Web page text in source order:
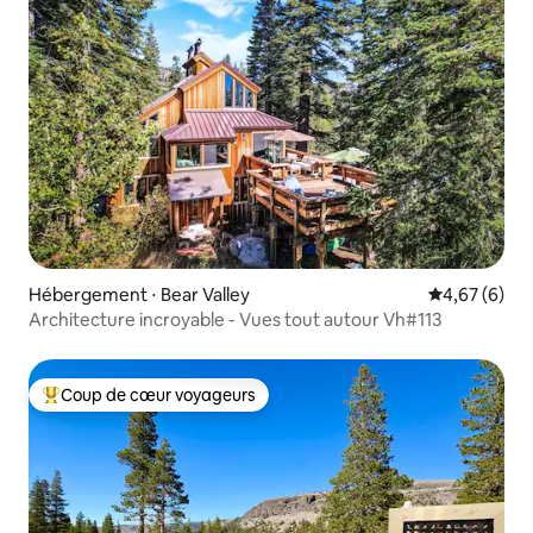
Hébergement ⋅ Bear Valley Évaluation
4,67 (6)
Architecture incroyable - Vues tout autour Vh#113
Coups de cœur voyageurs les plus appréciés
Coup de cœur voyageurs